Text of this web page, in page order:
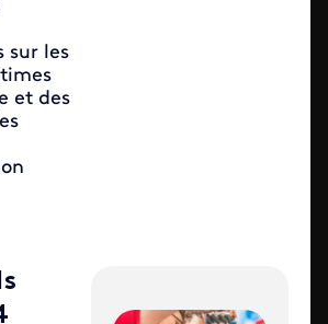
sur les
et des